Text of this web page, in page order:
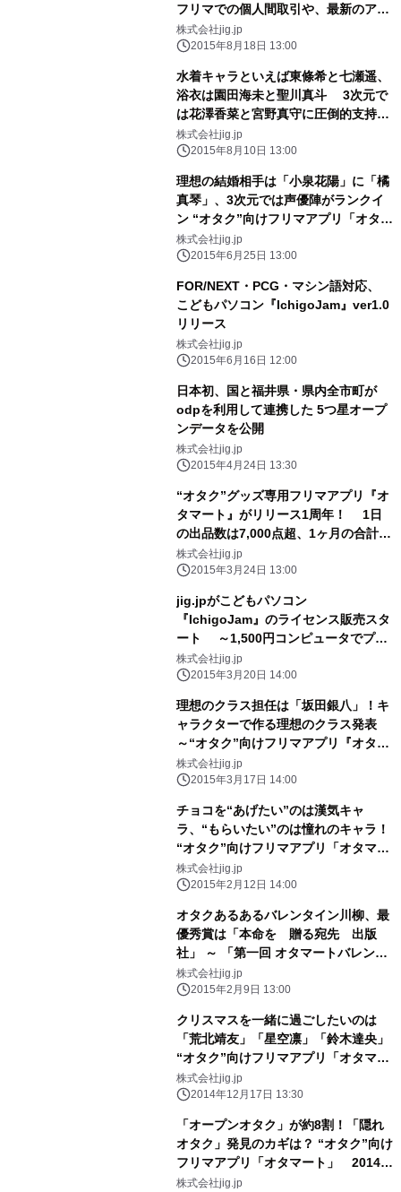
フリマでの個人間取引や、最新のアニ
メ・マンガグッズの予約・購入が可能
に
株式会社jig.jp
2015年8月18日 13:00
水着キャラといえば東條希と七瀬遥、
浴衣は園田海未と聖川真斗 3次元で
は花澤香菜と宮野真守に圧倒的支持が
集まる “オタク”向けフリマアプリ
「オタマート」水着・浴衣アンケート
株式会社jig.jp
2015年8月10日 13:00
理想の結婚相手は「小泉花陽」に「橘
真琴」、3次元では声優陣がランクイ
ン “オタク”向けフリマアプリ「オタマ
ート」アンケート結果発表
株式会社jig.jp
2015年6月25日 13:00
FOR/NEXT・PCG・マシン語対応、
こどもパソコン『IchigoJam』ver1.0
リリース
株式会社jig.jp
2015年6月16日 12:00
日本初、国と福井県・県内全市町が
odpを利用して連携した 5つ星オープ
ンデータを公開
株式会社jig.jp
2015年4月24日 13:30
“オタク”グッズ専用フリマアプリ『オ
タマート』がリリース1周年！ 1日
の出品数は7,000点超、1ヶ月の合計出
品数はリリース時の約17倍に
株式会社jig.jp
2015年3月24日 13:00
jig.jpがこどもパソコン
『IchigoJam』のライセンス販売スタ
ート ～1,500円コンピュータでプロ
グラミング教育の支援を目指す～
株式会社jig.jp
2015年3月20日 14:00
理想のクラス担任は「坂田銀八」！キ
ャラクターで作る理想のクラス発表
～“オタク”向けフリマアプリ『オタマ
ート』 2015年2月アンケート～
株式会社jig.jp
2015年3月17日 14:00
チョコを“あげたい”のは漢気キャ
ラ、“もらいたい”のは憧れのキャラ！
“オタク”向けフリマアプリ「オタマー
ト」バレンタインアンケート結果発表
株式会社jig.jp
2015年2月12日 14:00
オタクあるあるバレンタイン川柳、最
優秀賞は「本命を 贈る宛先 出版
社」 ～ 「第一回 オタマートバレンタ
イン川柳」結果発表！ ～
株式会社jig.jp
2015年2月9日 13:00
クリスマスを一緒に過ごしたいのは
「荒北靖友」「星空凛」「鈴木達央」
“オタク”向けフリマアプリ「オタマー
ト」2014年12月度アンケート結果発
表
株式会社jig.jp
2014年12月17日 13:30
「オープンオタク」が約8割！「隠れ
オタク」発見のカギは？ “オタク”向け
フリマアプリ「オタマート」 2014年
6月度アンケートを発表
株式会社jig.jp